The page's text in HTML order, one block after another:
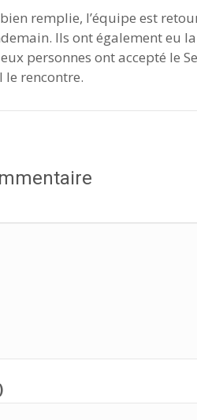
remplie, l’équipe est
Ils ont également eu la
personnes ont accepté le
le rencontre.